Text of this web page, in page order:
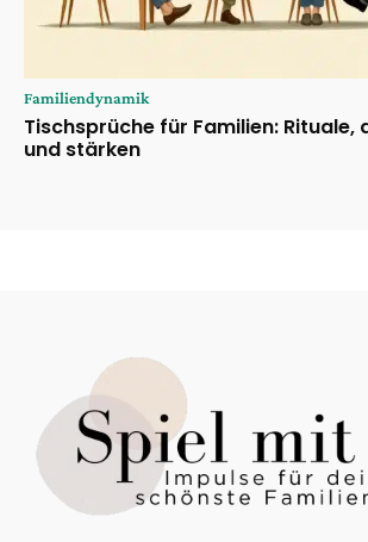
Familiendynamik
Tischsprüche für Familien: Rituale,
und stärken